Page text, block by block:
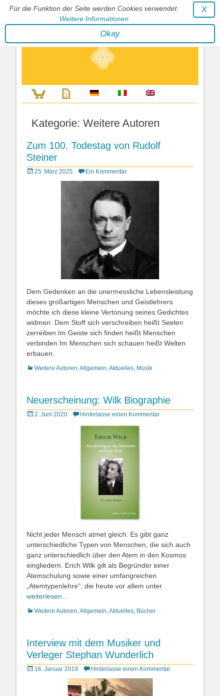
Für die Funktion der Seite werden Cookies verwendet.
Weitere Informationen
X
Okay
Stephan Wunderlich Verlag
Literatur zur Förderung der Gestaltfähigkeit des Lebens
Kategorie: Weitere Autoren
Zum 100. Todestag von Rudolf
Steiner
Posted25. März 2025 Ein Kommentar
Dem Gedenken an die unermessliche Lebensleistung
dieses großartigen Menschen und Geistlehrers
möchte ich diese kleine Vertonung seines Gedichtes
widmen: Dem Stoff sich verschreiben heißt Seelen
zerreiben.Im Geiste sich finden heißt Menschen
verbinden.Im Menschen sich schauen heißt Welten
erbauen.
Kategorien
Weitere Autoren,Allgemein,Aktuelles, Musik
Neuerscheinung: Wilk Biographie
Posted
2. Juni 2020 Hinterlasse einen Kommentar
Nicht jeder Mensch atmet gleich. Es gibt ganz
unterschiedliche Typen von Menschen, die sich auch
ganz unterschiedlich über den Atem in den Kosmos
eingliedern. Erich Wilk gilt als Begründer einer
Atemschulung sowie einer umfangreichen
„Atemtypenlehre“, die heute vor allem unter
weiterlesen…
Kategorien
Weitere Autoren,Allgemein,Aktuelles, Bücher
Interview mit dem Musiker und
Verleger Stephan Wunderlich
Posted
16. Januar 2019 Hinterlasse einen Kommentar